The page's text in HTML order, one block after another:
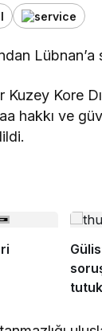
Kuzey Kore
hakkı ve